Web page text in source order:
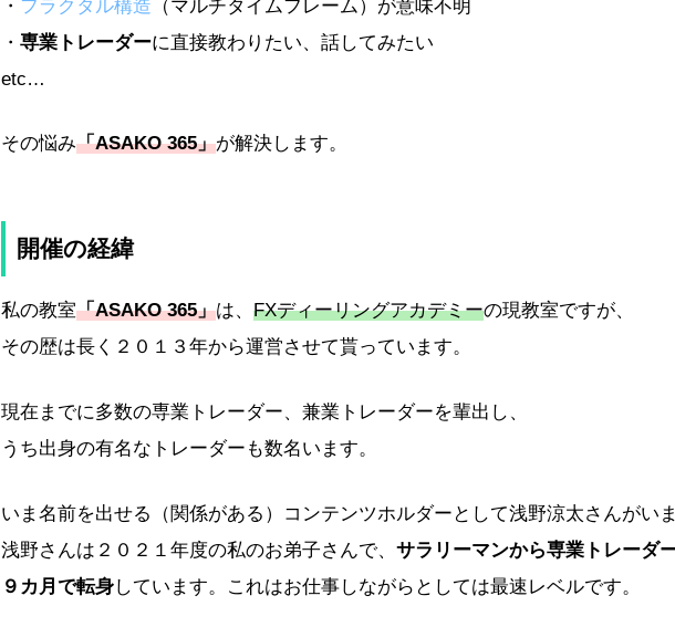
・ フラクタル構造 （マルチタイムフレーム）が意味不明
・ 専業トレーダーに直接教わりたい、話してみたい
etc…
その悩み「ASAKO 365」が解決します。
開催の経緯
私の教室「ASAKO 365」は、 FXディーリングアカデミーの現教室ですが、
その歴は長く２０１３年から運営させて貰っています。
現在までに多数の専業トレーダー、兼業トレーダーを輩出し、
うち出身の有名なトレーダーも数名います。
いま名前を出せる（関係がある）コンテンツホルダーとして浅野涼太さんがい
浅野さんは２０２１年度の私のお弟子さんで、 サラリーマンから専業トレーダ
９カ月で転身しています。これはお仕事しながらとしては最速レベルです。